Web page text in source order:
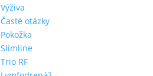
Výživa
Časté otázky
Pokožka
Slimline
Trio RF